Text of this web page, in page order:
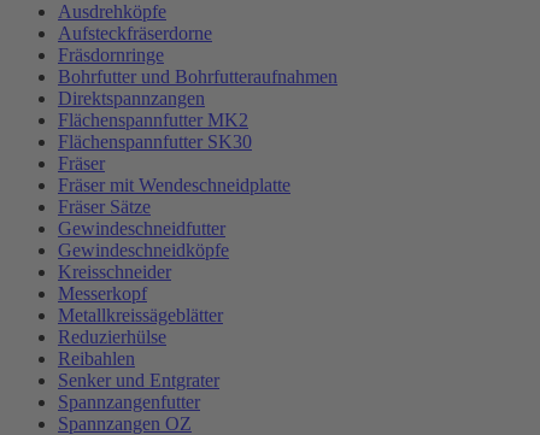
Ausdrehköpfe
Aufsteckfräserdorne
Fräsdornringe
Bohrfutter und Bohrfutteraufnahmen
Direktspannzangen
Flächenspannfutter MK2
Flächenspannfutter SK30
Fräser
Fräser mit Wendeschneidplatte
Fräser Sätze
Gewindeschneidfutter
Gewindeschneidköpfe
Kreisschneider
Messerkopf
Metallkreissägeblätter
Reduzierhülse
Reibahlen
Senker und Entgrater
Spannzangenfutter
Spannzangen OZ